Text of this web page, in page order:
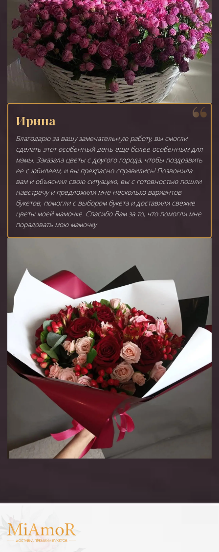
Ирина
Благодарю за вашу замечательную работу, вы смогли
сделать этот особенный день еще более особенным для
мамы. Заказала цветы с другого города, чтобы поздравить
ее с юбилеем, и вы прекрасно справились! Позвонила
вам и объяснил свою ситуацию, вы с готовностью пошли
навстречу и предложили мне несколько вариантов
букетов, помогли с выбором букета и доставили свежие
цветы моей мамочке. Спасибо Вам за то, что помогли мне
порадовать мою мамочку